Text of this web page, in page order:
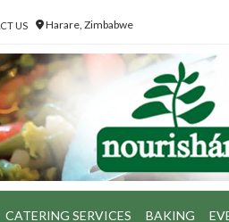
US Harare, Zimbabwe
CATERING SERVICES BAKING